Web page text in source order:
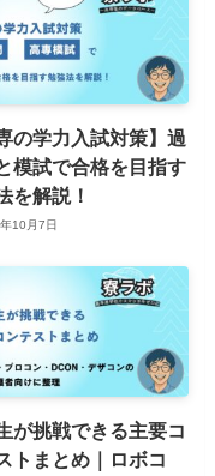
の学力入試対策】過
模試で合格を目指す
を解説！
10月7日
が挑戦できる主要コ
トまとめ｜ロボコ